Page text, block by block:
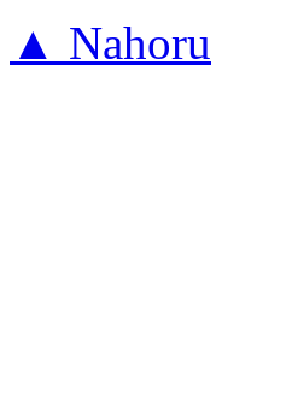
▲ Nahoru